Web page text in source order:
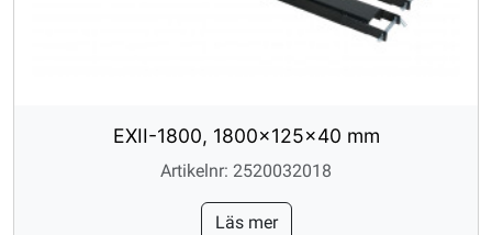
EXII-1800, 1800x125x40 mm
Artikelnr: 2520032018
Läs mer